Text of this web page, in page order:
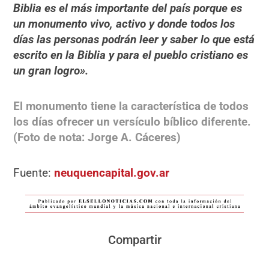
Biblia es el más importante del país porque es
un monumento vivo, activo y donde todos los
días las personas podrán leer y saber lo que está
escrito en la Biblia y para el pueblo cristiano es
un gran logro».
El monumento tiene la característica de todos
los días ofrecer un versículo bíblico diferente.
(Foto de nota: Jorge A. Cáceres)
Fuente: neuquencapital.gov.ar
Compartir